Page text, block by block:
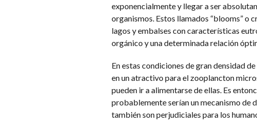
exponencialmente y llegar a ser
organismos. Estos llamados “blooms” o
lagos y embalses con características
orgánico y una determinada relación
En estas condiciones de gran densidad
en un atractivo para el zooplancton
pueden ir a alimentarse de ellas. Es
probablemente serían un mecanismo de
también son perjudiciales para los